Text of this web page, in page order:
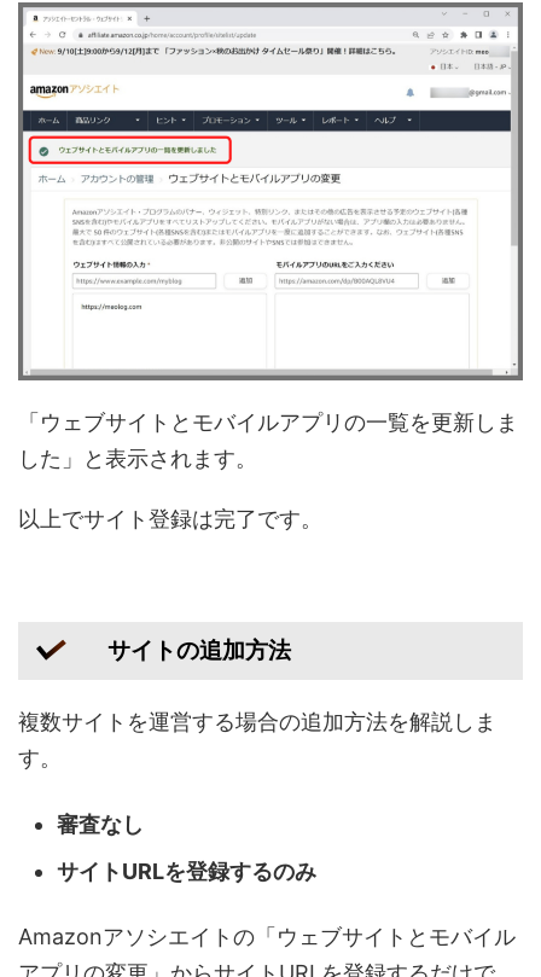
「ウェブサイトとモバイルアプリの一覧を更新しま
した」と表示されます。
以上でサイト登録は完了です。
サイトの追加方法
複数サイトを運営する場合の追加方法を解説しま
す。
審査なし
サイトURLを登録するのみ
Amazonアソシエイトの「ウェブサイトとモバイル